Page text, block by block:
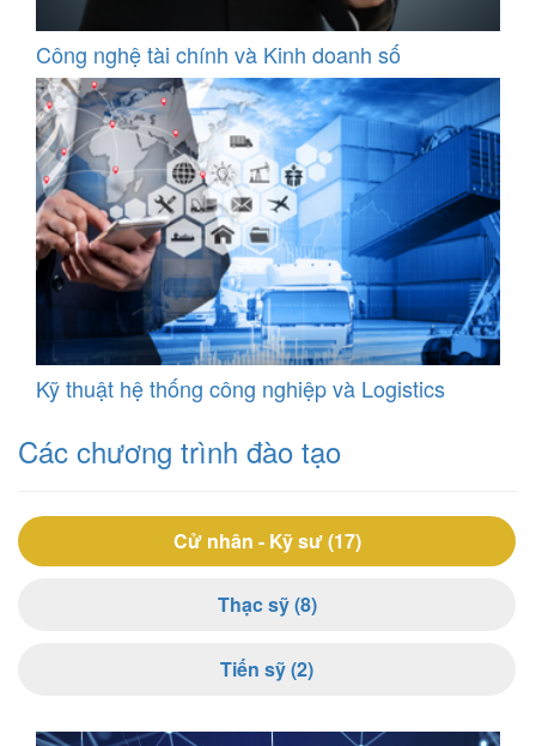
Công nghệ tài chính và Kinh doanh số
Kỹ thuật hệ thống công nghiệp và Logistics
Các chương trình đào tạo
Cử nhân - Kỹ sư (17)
Thạc sỹ (8)
Tiến sỹ (2)